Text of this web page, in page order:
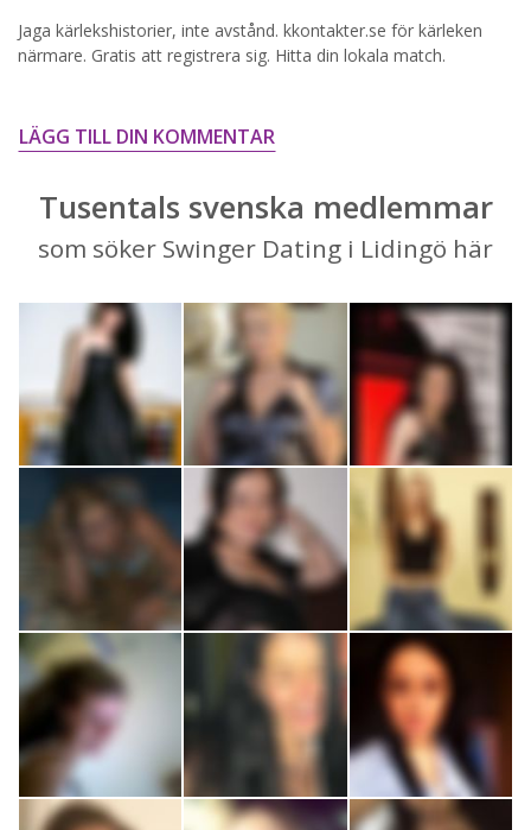
Jaga kärlekshistorier, inte avstånd. kkontakter.se för kärleken
närmare. Gratis att registrera sig. Hitta din lokala match.
LÄGG TILL DIN KOMMENTAR
Tusentals svenska medlemmar
som söker Swinger Dating i Lidingö här